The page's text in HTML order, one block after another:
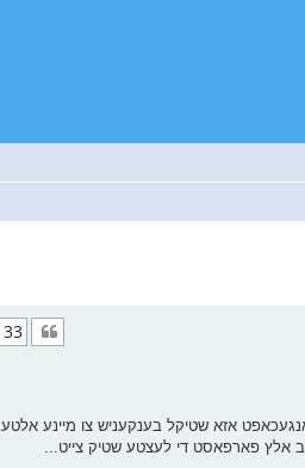
33
אזא שטיקל בענקעניש צו מיינע אלטע
אלץ פארפאסט די לעצטע שטיק צייט...